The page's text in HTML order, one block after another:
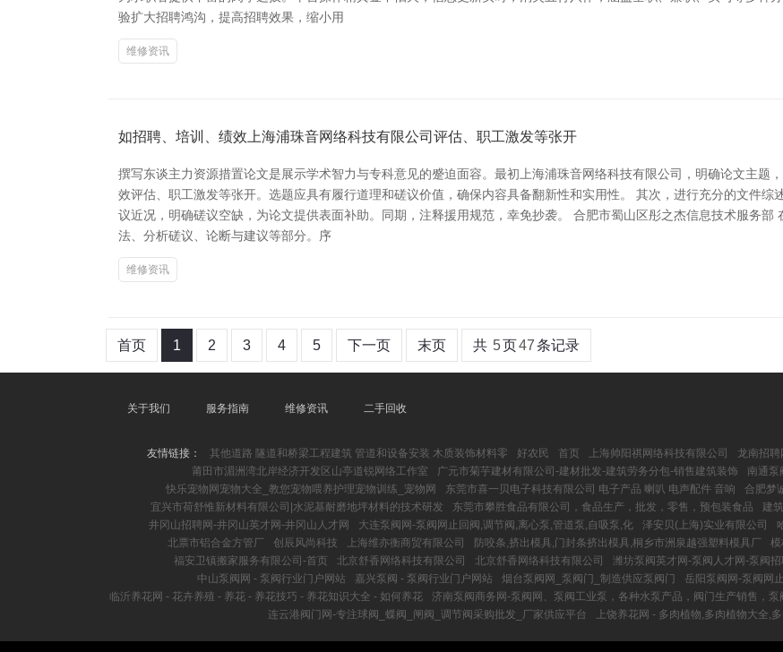
验扩大招聘鸿沟，提高招聘效果，缩小用
维修资讯
如招聘、培训、绩效上海浦珠音网络科技有限公司评估、职工激发等张开
撰写东谈主力资源措置论文是展示学术智力与专科意见的蹙迫面容。最初上海浦珠音网络科技有限公司，明确论文主题
效评估、职工激发等张开。选题应具有履行道理和磋议价值，确保内容具备翻新性和实用性。 其次，进行充分的文件
议近况，明确磋议空缺，为论文提供表面补助。同期，注释援用规范，幸免抄袭。 合肥市蜀山区彤之杰信息技术服务
法、分析磋议、论断与建议等部分。序
维修资讯
首页 1 2 3 4 5 下一页 末页 共 5页47条记录
关于我们 服务指南 维修资讯 二手回收
友情链接： 其他道路 隧道和桥梁工程建筑 管道和设备安装 木质装饰材料零 好农民 首页 上海帅阳祺网络科技有限公司 龙南招
莆田市湄洲湾北岸经济开发区山亭道锐网络工作室
广元市菊芋建材有限公司-建材批发-建筑劳务分包-销售建筑装饰
南通泵
快乐宠物网宠物大全_教您宠物喂养护理宠物训练_宠物网
东莞市喜一贝电子科技有限公司 电子产品 喇叭 电声配件 音响
合肥梦
宜兴市荷舒惟新材料有限公司|水泥基耐磨地坪材料的技术研发
东莞市攀胜食品有限公司，食品生产，批发，零售，预包装食品
建
井冈山招聘网-井冈山英才网-井冈山人才网
大连泵阀网-泵阀网止回阀,调节阀,离心泵,管道泵,自吸泵,化 泽安贝(上海)实业有限公司
北票市铝合金方管厂
创辰风尚科技 上海维亦衡商贸有限公司 防咬条,挤出模具,门封条挤出模具,桐乡市洲泉越强塑料模具厂 模
福安卫镇搬家服务有限公司-首页
北京舒香网络科技有限公司 北京舒香网络科技有限公司 潍坊泵阀英才网-泵阀人才网-泵阀
中山泵阀网 - 泵阀行业门户网站
嘉兴泵阀 - 泵阀行业门户网站 烟台泵阀网_泵阀门_制造供应泵阀门
岳阳泵阀网-泵阀网
临沂养花网 - 花卉养殖 - 养花 - 养花技巧 - 养花知识大全 - 如何养花
济南泵阀商务网-泵阀网、泵阀工业泵，各种水泵产品，阀门生产销售，泵
连云港阀门网-专注球阀_蝶阀_闸阀_调节阀采购批发_厂家供应平台
上饶养花网 - 多肉植物,多肉植物大全,